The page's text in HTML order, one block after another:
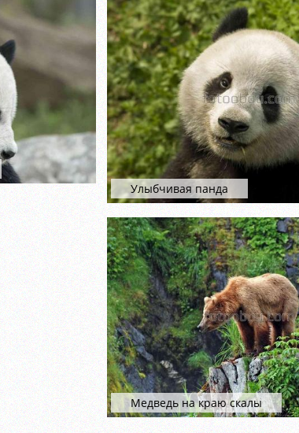
Улыбчивая панда
Медведь на краю скалы